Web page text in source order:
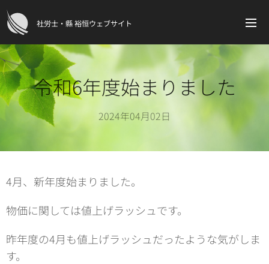
社労士・縣 裕恒ウェブサイト
令和6年度始まりました
2024年04月02日
4月、新年度始まりました。
物価に関しては値上げラッシュです。
昨年度の4月も値上げラッシュだったような気がしま
す。